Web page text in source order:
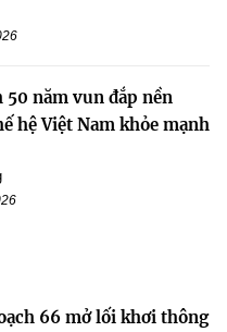
năm vun đắp nền
hệ Việt Nam khỏe mạnh
66 mở lối khơi thông